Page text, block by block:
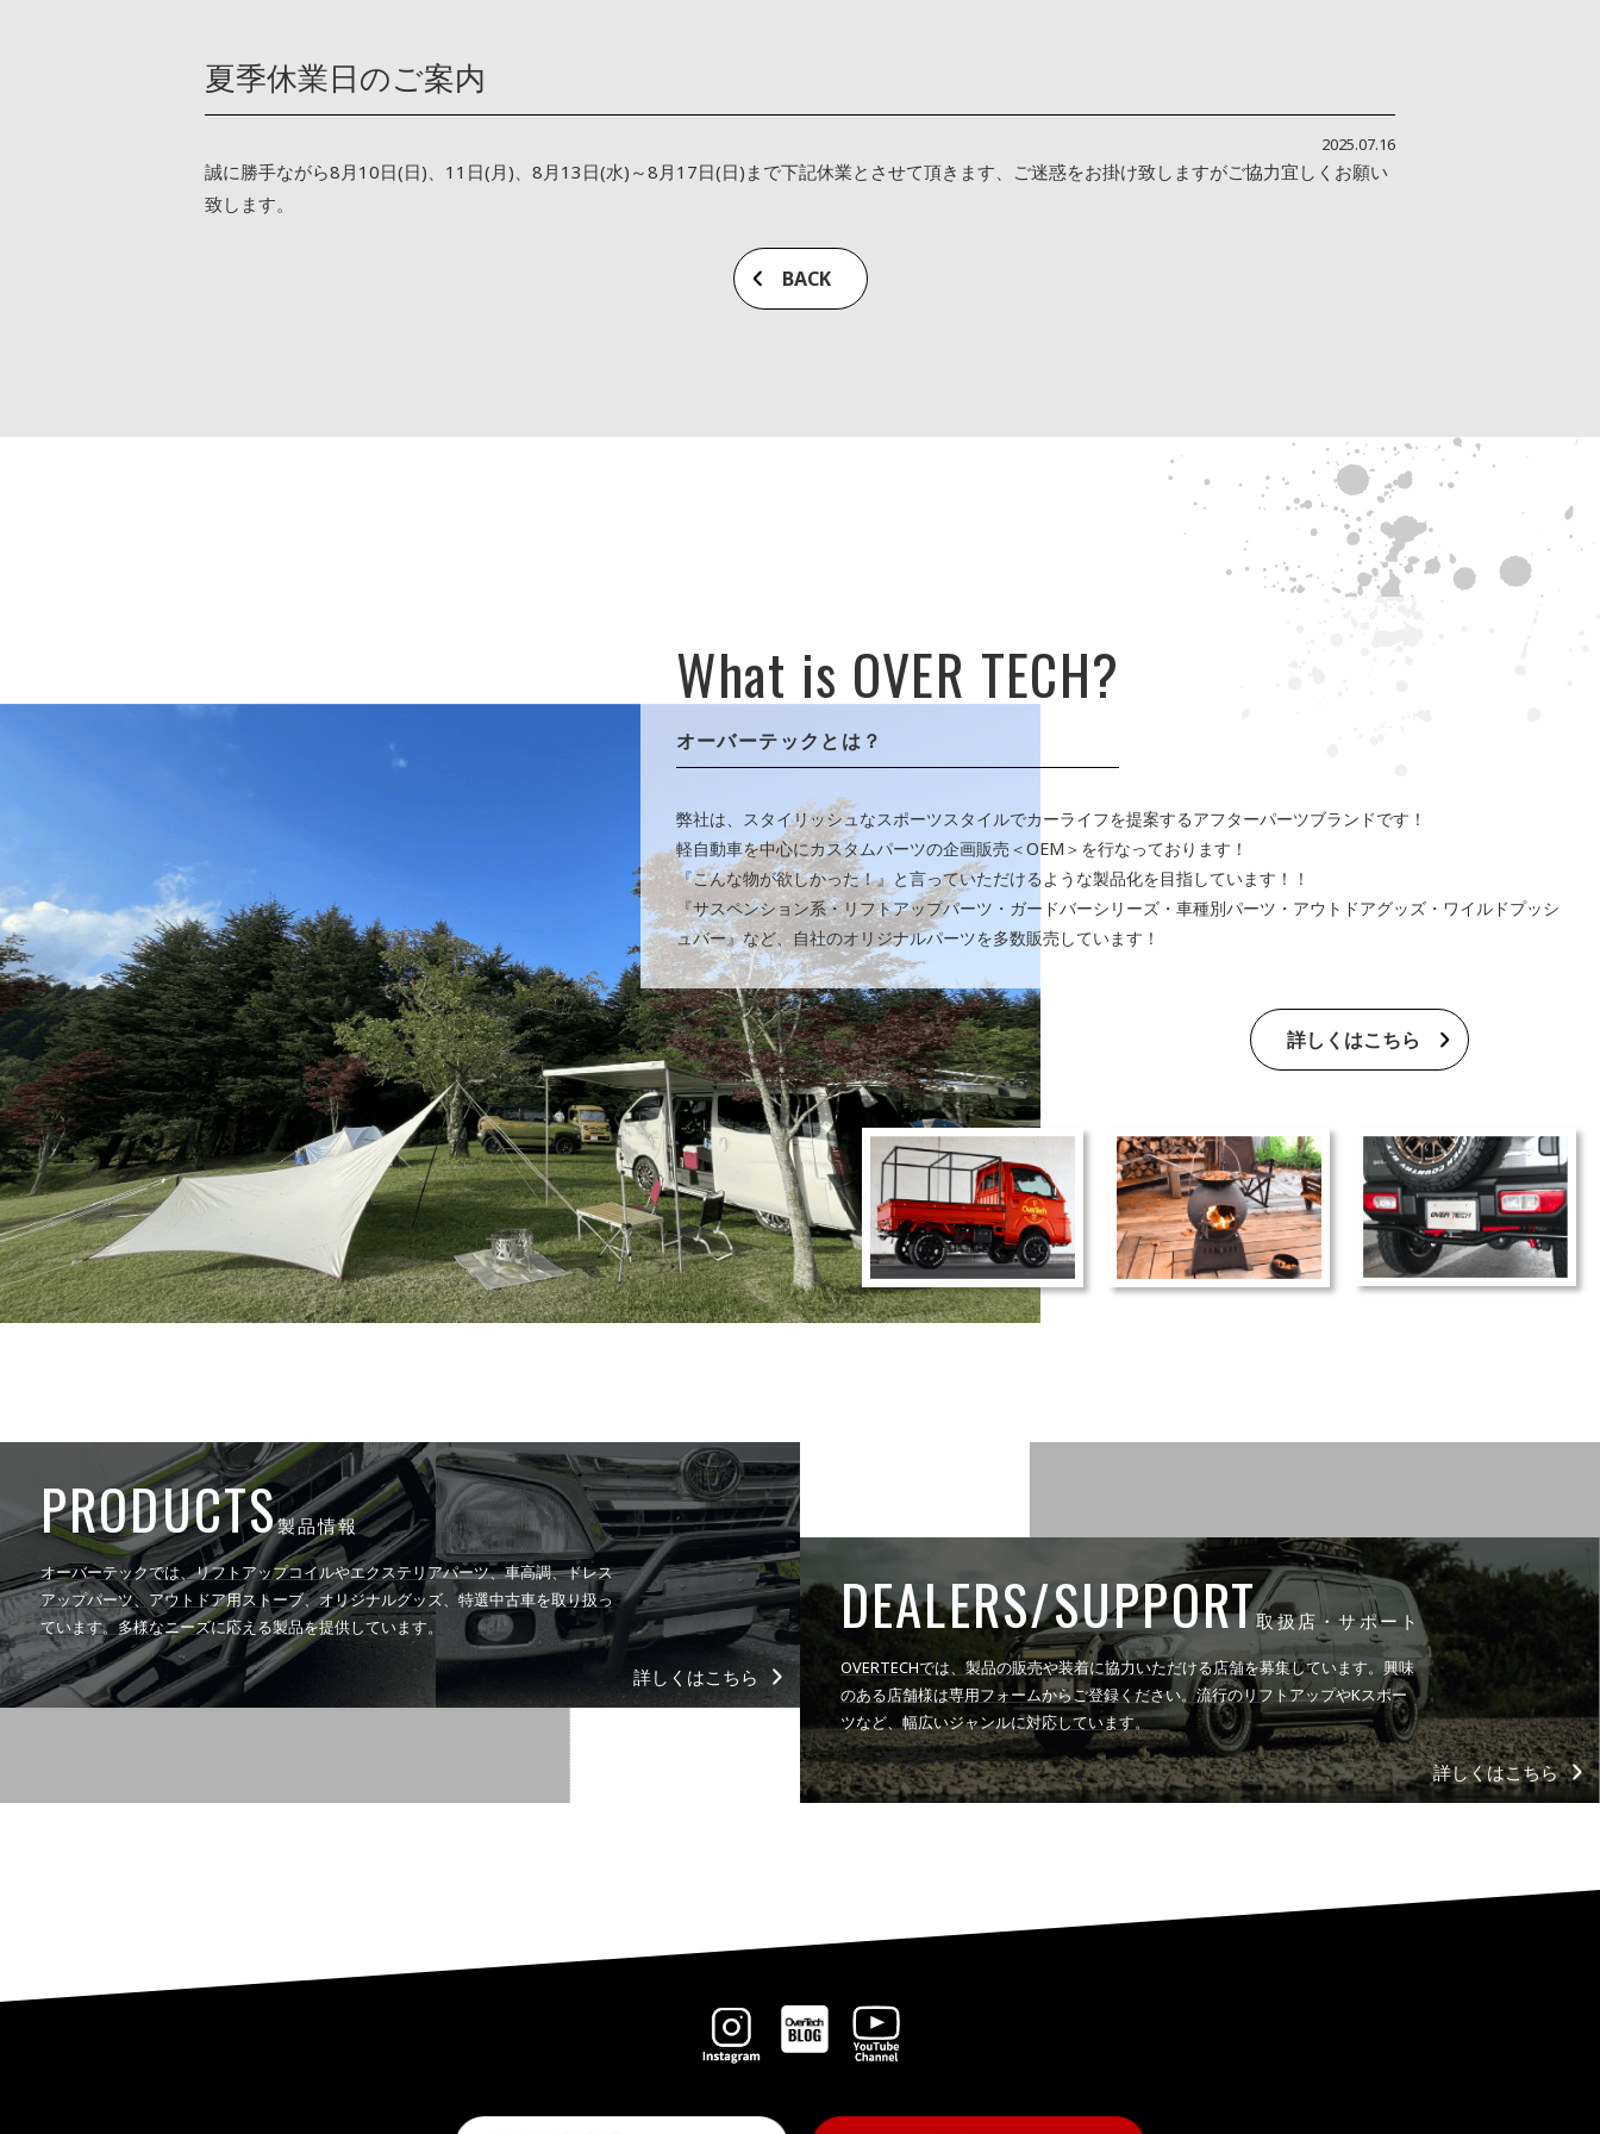
夏季休業日のご案内
2025.07.16
誠に勝手ながら8月10日(日)、11日(月)、8月13日(水)～8月17日(日)まで下記休業とさせて頂きます、ご迷惑をお掛け致しますがご協力宜しくお願い
致します。
BACK
What is OVER TECH?
オーバーテックとは？
弊社は、スタイリッシュなスポーツスタイルでカーライフを提案するアフターパーツブランドです！
軽自動車を中心にカスタムパーツの企画販売＜OEM＞を行なっております！
『こんな物が欲しかった！』と言っていただけるような製品化を目指しています！！
『サスペンション系・リフトアップパーツ・ガードバーシリーズ・車種別パーツ・アウトドアグッズ・ワイルドプッシ
ュバー』など、自社のオリジナルパーツを多数販売しています！
詳しくはこちら
PRODUCTS製品情報
オーバーテックでは、リフトアップコイルやエクステリアパーツ、車高調、ドレス
アップパーツ、アウトドア用ストーブ、オリジナルグッズ、特選中古車を取り扱っ
ています。多様なニーズに応える製品を提供しています。
詳しくはこちら
DEALERS/SUPPORT取扱店・サポート
OVERTECHでは、製品の販売や装着に協力いただける店舗を募集しています。興味
のある店舗様は専用フォームからご登録ください。流行のリフトアップやKスポー
ツなど、幅広いジャンルに対応しています。
詳しくはこちら